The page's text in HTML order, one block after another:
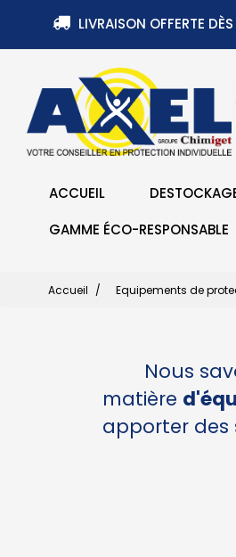
LIVRAISON OFFERTE
ACCUEIL
GAMME ÉCO-RESPONSABLE
Accueil Equipements de
Nous
matière
apporter des